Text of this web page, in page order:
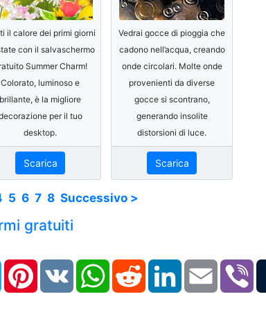
il calore dei primi giorni
con il salvaschermo
Summer Charm!
Colorato, luminoso e
brillante, è la migliore
per il tuo
desktop.
Scarica
Vedrai gocce di pioggia che
cadono nell’acqua, creando
onde circolari. Molte onde
provenienti da diverse
gocce si scontrano,
generando insolite
distorsioni di luce.
Scarica
5 6 7 8 Successivo >
gratuiti
TelegramPinterestVK WhatsAppReddit LinkedIn Email